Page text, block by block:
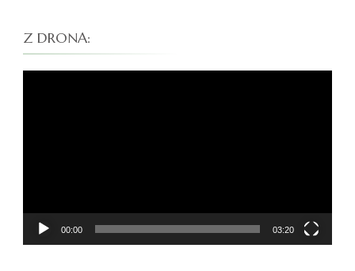
Z DRONA:
00:00 03:20